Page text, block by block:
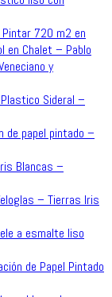
720 m2 en
en Chalet – Pablo
y
Sideral –
de papel pintado –
Blancas –
– Tierras Iris
a esmalte liso
de Papel Pintado